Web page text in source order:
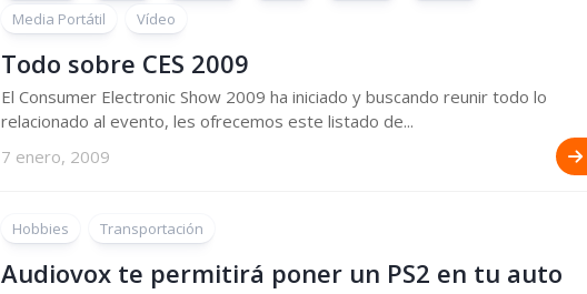
Media Portátil
Vídeo
Todo sobre CES 2009
El Consumer Electronic Show 2009 ha iniciado y buscando reunir todo lo
relacionado al evento, les ofrecemos este listado de...
7 enero, 2009
Hobbies Transportación
Audiovox te permitirá poner un PS2 en tu auto